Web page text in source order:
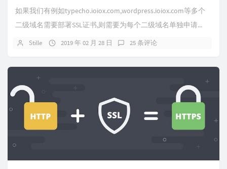
如果我们有例如typecho.ioiox.com,wordpress.ioiox.com等多个
二级域名需要部署SSL证书,则需要为每个二级域名单独申请...
Stille 2019 年 02 月 28 日 25 条评论